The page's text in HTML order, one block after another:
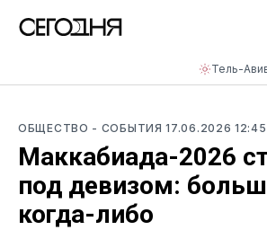
Тель-
ОБЩЕСТВО - СОБЫТИЯ17.06.2026 12:45
Маккабиада-2026
под девизом:
когда-либо